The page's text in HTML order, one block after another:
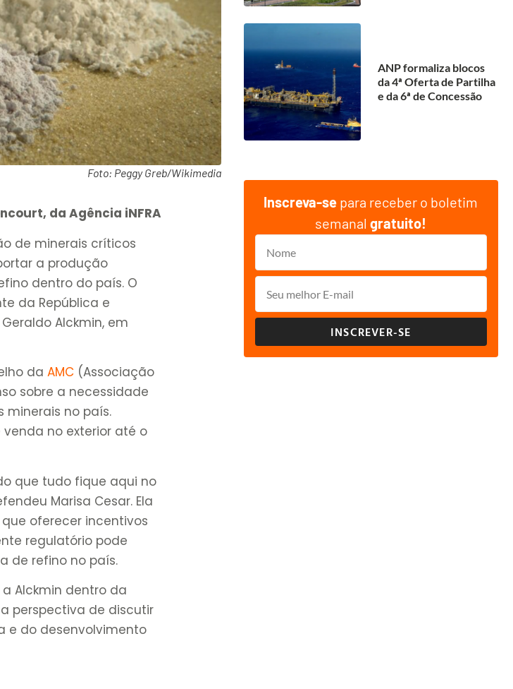
Foto: Peggy Greb/Wikimedia
da Agência iNFRA
de minerais críticos
a produção
dentro do país. O
da República e
Alckmin, em
daAMC (Associação
sobre a necessidade
minerais no país.
no exterior até o
que tudo fique aqui no
Marisa Cesar. Ela
oferecer incentivos
regulatório pode
de refino no país.
Alckmin dentro da
perspectiva de discutir
e do desenvolvimento
ANP formaliza blocos
da 4ª Oferta de Partilha
e da 6ª de Concessão
Inscreva-se para receber o boletim
semanalgratuito!
INSCREVER-SE